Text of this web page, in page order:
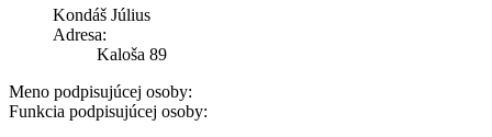
Kondáš Július
Adresa:
Kaloša 89
Meno podpisujúcej osoby:
Funkcia podpisujúcej osoby: